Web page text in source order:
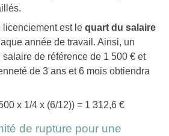
licenciement est le quart du salaire
année de travail. Ainsi, un
de référence de 1 500 € et
de 3 ans et 6 mois obtiendra
x 1/4 x (6/12)) = 1 312,6 €
de rupture pour une